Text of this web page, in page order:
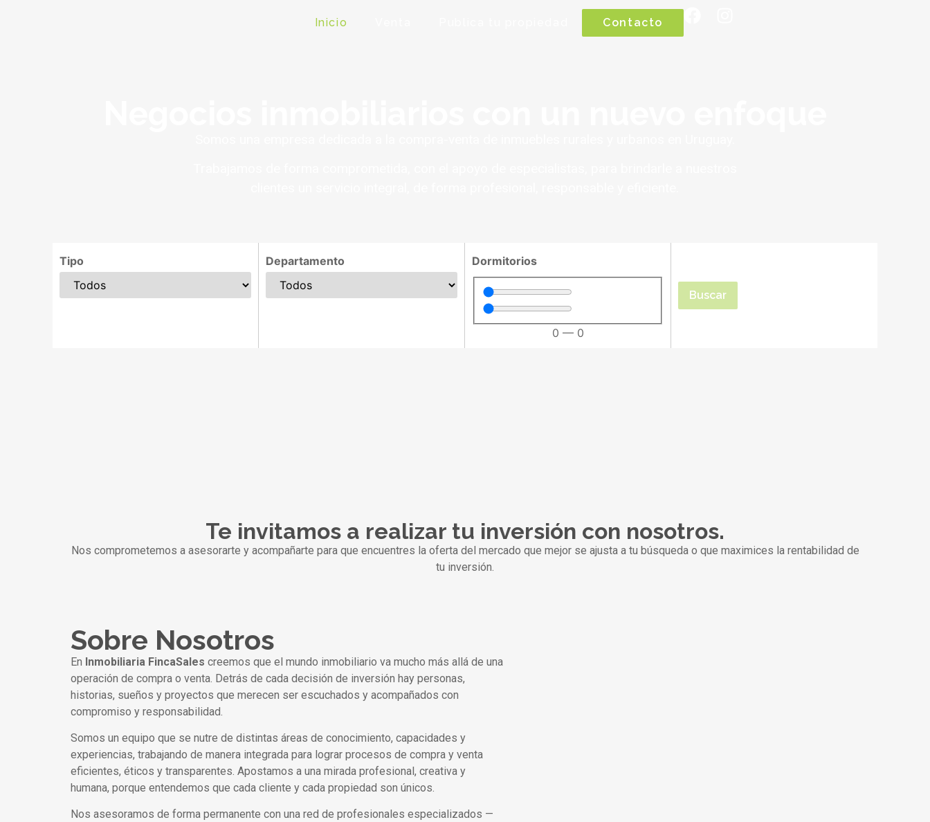
Inicio Contacto
Tipo Departamento Dormitorios
0 — 0
Buscar
Te invitamos a realizar tu inversión con nosotros.
Nos comprometemos a asesorarte y acompañarte para que encuentres la oferta del mercado que mejor se ajusta a tu búsqueda o que maximices la rentabilidad de
tu inversión.
Sobre Nosotros
En Inmobiliaria FincaSales creemos que el mundo inmobiliario va mucho más allá de una
operación de compra o venta. Detrás de cada decisión de inversión hay personas,
historias, sueños y proyectos que merecen ser escuchados y acompañados con
compromiso y responsabilidad.
Somos un equipo que se nutre de distintas áreas de conocimiento, capacidades y
experiencias, trabajando de manera integrada para lograr procesos de compra y venta
eficientes, éticos y transparentes. Apostamos a una mirada profesional, creativa y
humana, porque entendemos que cada cliente y cada propiedad son únicos.
Nos asesoramos de forma permanente con una red de profesionales especializados —